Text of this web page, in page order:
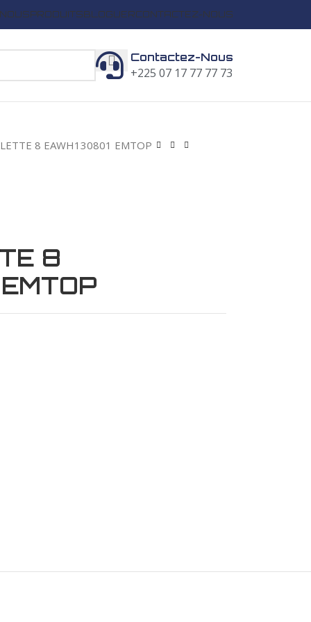
PRODUITSBLOGUERCONTACTEZ-NOUS
Contactez-Nous
+225 07 17 77 77 73
8 EAWH130801 EMTOP
8